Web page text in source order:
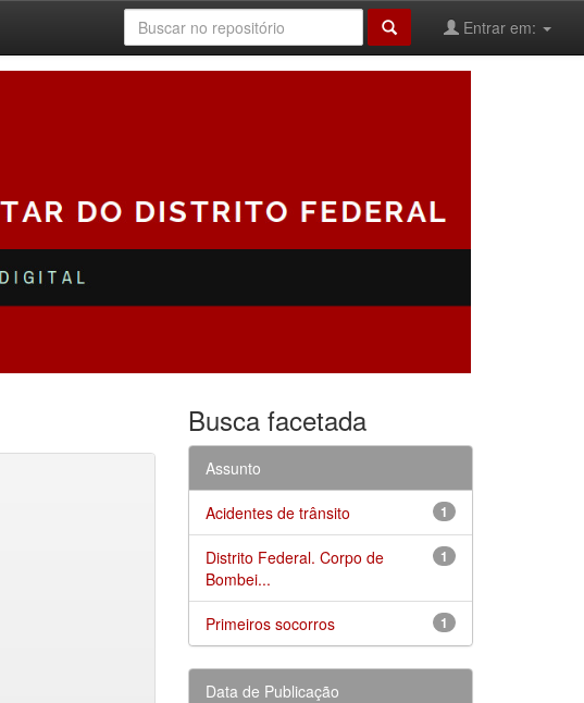
Entrar em:
Busca facetada
Assunto
1
Acidentes de trânsito
1
Distrito Federal. Corpo de
Bombei...
1
Primeiros socorros
Data de Publicação